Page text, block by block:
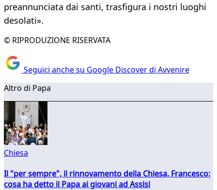
preannunciata dai santi, trasfigura i nostri luoghi
desolati».
© RIPRODUZIONE RISERVATA
Seguici anche su Google Discover di Avvenire
Altro di Papa
Chiesa
Il "per sempre", il rinnovamento della Chiesa, Francesco:
cosa ha detto il Papa ai giovani ad Assisi